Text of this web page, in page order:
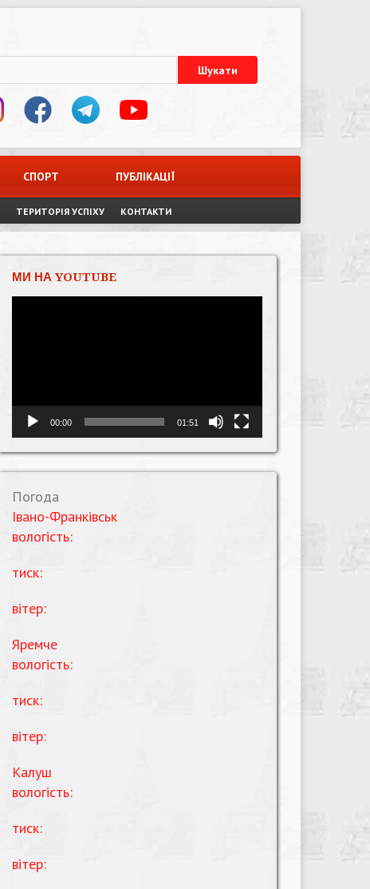
СПОРТ ПУБЛІКАЦІЇ
ТЕРИТОРІЯ УСПІХУ КОНТАКТИ
МИ НА YOUTUBE
00:00 01:51
Погода
Івано-Франківськ
вологість:
тиск:
вітер:
Яремче
вологість:
тиск:
вітер:
Калуш
вологість:
тиск:
вітер: